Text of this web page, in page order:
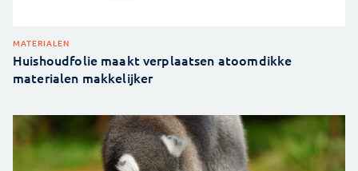
MATERIALEN
Huishoudfolie maakt verplaatsen atoomdikke
materialen makkelijker